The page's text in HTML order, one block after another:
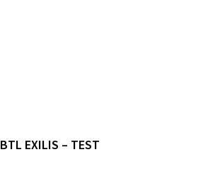
BTL EXILIS – TEST